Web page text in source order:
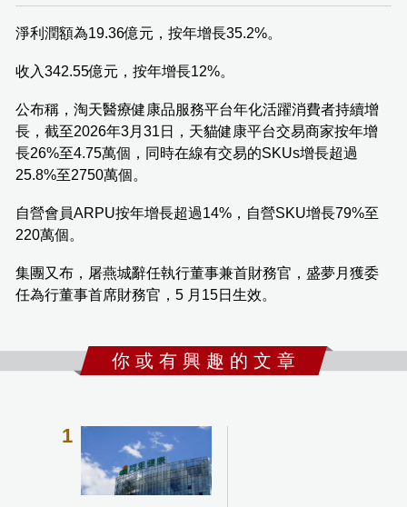
淨利潤額為19.36億元，按年增長35.2%。
收入342.55億元，按年增長12%。
公布稱，淘天醫療健康品服務平台年化活躍消費者持續增
長，截至2026年3月31日，天貓健康平台交易商家按年增
長26%至4.75萬個，同時在線有交易的SKUs增長超過
25.8%至2750萬個。
自營會員ARPU按年增長超過14%，自營SKU增長79%至
220萬個。
集團又布，屠燕城辭任執行董事兼首財務官，盛夢月獲委
任為行董事首席財務官，5 月15日生效。
你 或 有 興 趣 的 文 章